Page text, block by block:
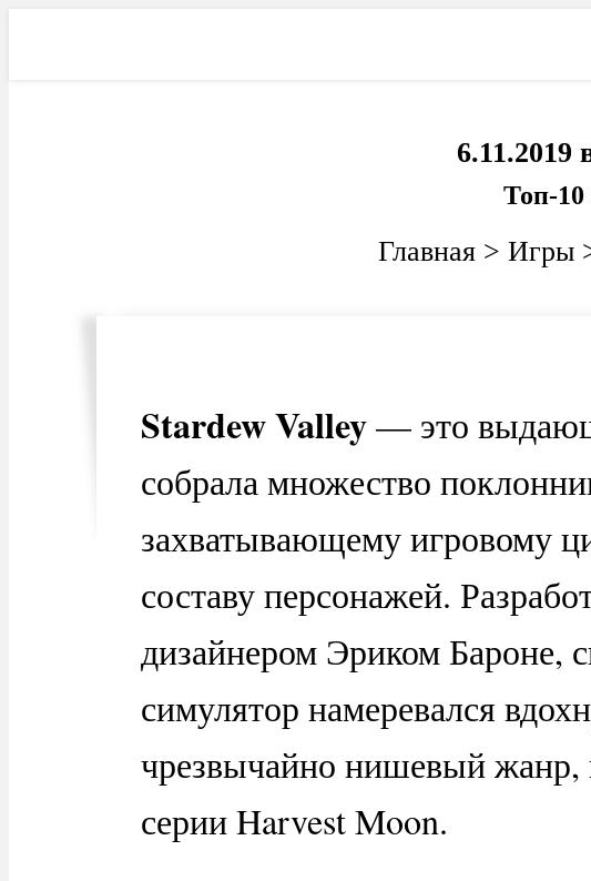
6.11.2019
Топ-10
Главная > Игры
Stardew Valley— это
собрала множество
захватывающему игровому
составу персонажей.
дизайнером Эриком Бароне,
симулятор намеревался
чрезвычайно нишевый жанр,
серии Harvest Moon.